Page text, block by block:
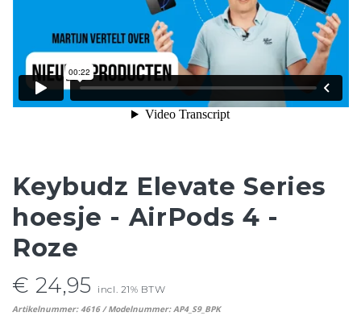
Keybudz Elevate Series
hoesje - AirPods 4 -
Roze
€ 24,95 incl. 21% BTW
Artikelnummer: 4616 / Modelnummer: AP4_S9_BPK